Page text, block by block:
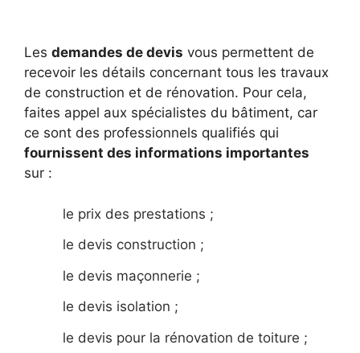
Les demandes de devis vous permettent de
recevoir les détails concernant tous les travaux
de construction et de rénovation. Pour cela,
faites appel aux spécialistes du bâtiment, car
ce sont des professionnels qualifiés qui
fournissent des informations importantes
sur :
le prix des prestations ;
le devis construction ;
le devis maçonnerie ;
le devis isolation ;
le devis pour la rénovation de toiture ;